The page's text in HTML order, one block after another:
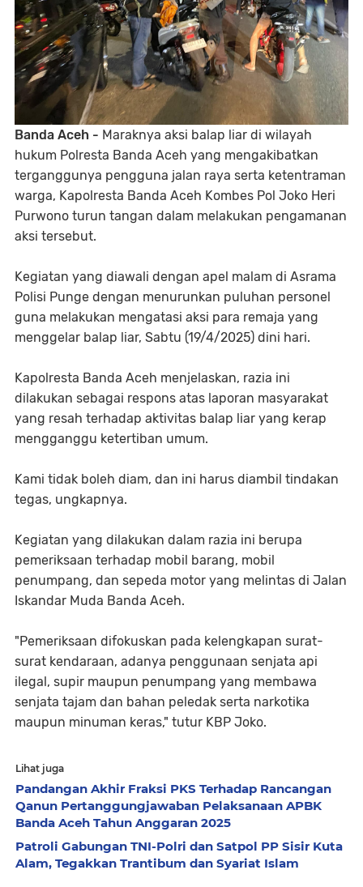
Banda Aceh - Maraknya aksi balap liar di wilayah
hukum Polresta Banda Aceh yang mengakibatkan
terganggunya pengguna jalan raya serta ketentraman
warga, Kapolresta Banda Aceh Kombes Pol Joko Heri
Purwono turun tangan dalam melakukan pengamanan
aksi tersebut.
Kegiatan yang diawali dengan apel malam di Asrama
Polisi Punge dengan menurunkan puluhan personel
guna melakukan mengatasi aksi para remaja yang
menggelar balap liar, Sabtu (19/4/2025) dini hari.
Kapolresta Banda Aceh menjelaskan, razia ini
dilakukan sebagai respons atas laporan masyarakat
yang resah terhadap aktivitas balap liar yang kerap
mengganggu ketertiban umum.
Kami tidak boleh diam, dan ini harus diambil tindakan
tegas, ungkapnya.
Kegiatan yang dilakukan dalam razia ini berupa
pemeriksaan terhadap mobil barang, mobil
penumpang, dan sepeda motor yang melintas di Jalan
Iskandar Muda Banda Aceh.
"Pemeriksaan difokuskan pada kelengkapan surat-
surat kendaraan, adanya penggunaan senjata api
ilegal, supir maupun penumpang yang membawa
senjata tajam dan bahan peledak serta narkotika
maupun minuman keras," tutur KBP Joko.
Lihat juga
Pandangan Akhir Fraksi PKS Terhadap Rancangan
Qanun Pertanggungjawaban Pelaksanaan APBK
Banda Aceh Tahun Anggaran 2025
Patroli Gabungan TNI-Polri dan Satpol PP Sisir Kuta
Alam, Tegakkan Trantibum dan Syariat Islam